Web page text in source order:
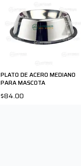
PLATO DE ACERO MEDIANO
PARA MASCOTA
$84.00